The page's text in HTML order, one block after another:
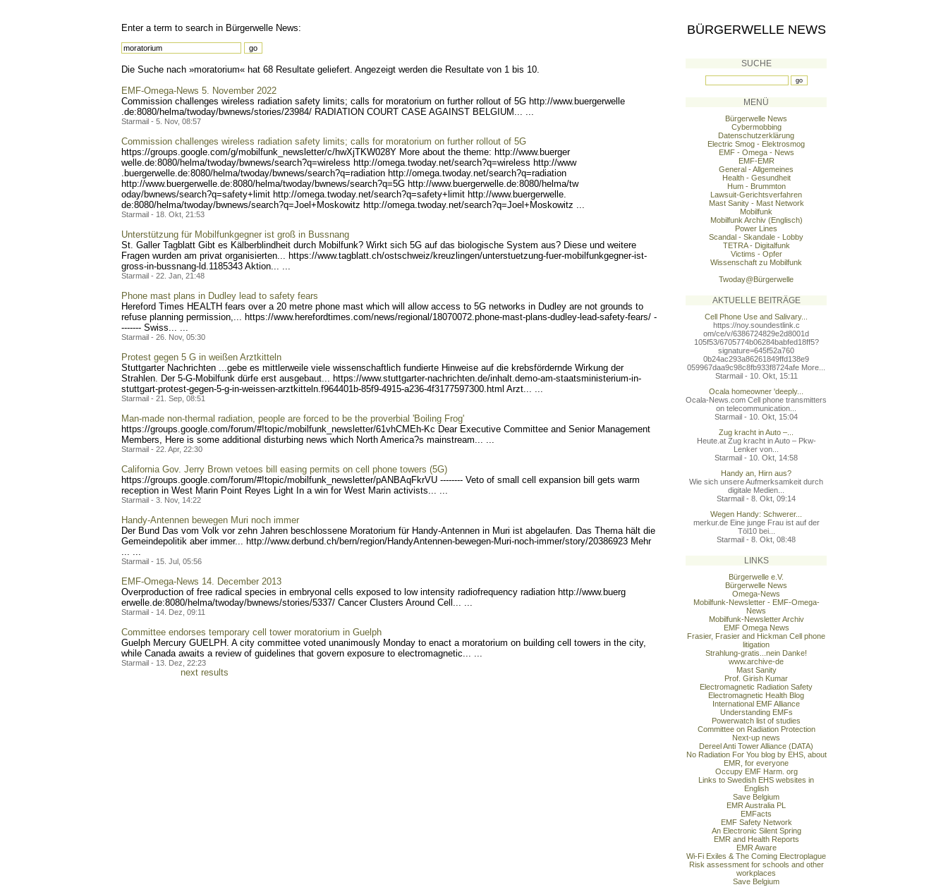
Enter a term to search in Bürgerwelle News:
Die Suche nach »moratorium« hat 68 Resultate geliefert. Angezeigt werden die Resultate von 1 bis 10.
EMF-Omega-News 5. November 2022
Commission challenges wireless radiation safety limits; calls for moratorium on further rollout of 5G http://www.buergerwelle
.de:8080/helma/twoday/bwnews/stories/23984/ RADIATI ON COURT CASE AGAINST BELGIUM... ...
Starmail - 5. Nov, 08:57
Commission challenges wireless radiation safety limits; calls for moratorium on further rollout of 5G
https://groups.google.com/g/mobilfunk_newsletter/c/hwXjTKW028Y More about the theme: http://www.buerger
welle.de:8080/helma/twoday/bwnews/search?q=wireless http://omega.twoday.net/search?q=wireless http://www
.buergerwelle.de:8080/helma/twoday/bwnews/search?q=radiation http://omega.twoday.net/search?q=radiation
http://www.buergerwelle.de:8080/helma/twoday/bwnews/search?q=5G http://www.buergerwelle.de:8080/helma/tw
oday/bwnews/search?q=safety+limit http://omega.twoday.net/search?q=safety+limit http://www.buergerwelle.
de:8080/helma/twoday/bwnews/search?q=Joel+Moskowitz http://omega.twoday.net/search?q=Joel+Moskowitz ...
Starmail - 18. Okt, 21:53
Unterstützung für Mobilfunkgegner ist groß in Bussnang
St. Galler Tagblatt Gibt es Kälberblindheit durch Mobilfunk? Wirkt sich 5G auf das biologische System aus? Diese und weitere
Fragen wurden am privat organisierten... https://www.tagblatt.ch/ostschweiz/kreuzlingen/unterstuetzung-fuer-mobilfunkgegner-ist-
gross-in-bussnang-ld.1185343 Aktion... ...
Starmail - 22. Jan, 21:48
Phone mast plans in Dudley lead to safety fears
Hereford Times HEALTH fears over a 20 metre phone mast which will allow access to 5G networks in Dudley are not grounds to
refuse planning permission,... https://www.herefordtimes.com/news/regional/18070072.phone-mast-plans-dudley-lead-safety-fears/ -
------- Swiss... ...
Starmail - 26. Nov, 05:30
Protest gegen 5 G in weißen Arztkitteln
Stuttgarter Nachrichten ...gebe es mittlerweile viele wissenschaftlich fundierte Hinweise auf die krebsfördernde Wirkung der
Strahlen. Der 5-G-Mobilfunk dürfe erst ausgebaut... https://www.stuttgarter-nachrichten.de/inhalt.demo-am-staatsministerium-in-
stuttgart-protest-gegen-5-g-in-weissen-arztkitteln.f964401b-85f9-4915-a236-4f3177597300.html Arzt... ...
Starmail - 21. Sep, 08:51
Man-made non-thermal radiation, people are forced to be the proverbial 'Boiling Frog'
https://groups.google.com/forum/#!topic/mobilfunk_newsletter/61vhCMEh-Kc Dear Executive Committee and Senior Management
Members, Here is some additional disturbing news which North America?s mainstream... ...
Starmail - 22. Apr, 22:30
California Gov. Jerry Brown vetoes bill easing permits on cell phone towers (5G)
https://groups.google.com/forum/#!topic/mobilfunk_newsletter/pANBAqFkrVU -------- Veto of small cell expansion bill gets warm
reception in West Marin Point Reyes Light In a win for West Marin activists... ...
Starmail - 3. Nov, 14:22
Handy-Antennen bewegen Muri noch immer
Der Bund Das vom Volk vor zehn Jahren beschlossene Moratorium für Handy-Antennen in Muri ist abgelaufen. Das Thema hält die
Gemeindepolitik aber immer... http://www.derbund.ch/bern/region/HandyAntennen-bewegen-Muri-noch-immer/story/20386923 Mehr
... ...
Starmail - 15. Jul, 05:56
EMF-Omega-News 14. December 2013
Overproduction of free radical species in embryonal cells exposed to low intensity radiofrequency radiation http://www.buerg
erwelle.de:8080/helma/twoday/bwnews/stories/5337/ Cancer Clusters Around Cell... ...
Starmail - 14. Dez, 09:11
Committee endorses temporary cell tower moratorium in Guelph
Guelph Mercury GUELPH. A city committee voted unanimously Monday to enact a moratorium on building cell towers in the city,
while Canada awaits a review of guidelines that govern exposure to electromagnetic... ...
Starmail - 13. Dez, 22:23
next results
BÜRGERWELLE NEWS
SUCHE
MENÜ
Bürgerwelle News
Cybermobbing
Datenschutzerklärung
Electric Smog - Elektrosmog
EMF - Omega - News
EMF-EMR
General - Allgemeines
Health - Gesundheit
Hum - Brummton
Lawsuit-Gerichtsverfahren
Mast Sanity - Mast Network
Mobilfunk
Mobilfunk Archiv (Englisch)
Power Lines
Scandal - Skandale - Lobby
TETRA - Digitalfunk
Victims - Opfer
Wissenschaft zu Mobilfunk
Twoday@Bürgerwelle
AKTUELLE BEITRÄGE
Cell Phone Use and Salivary...
https://noy.soundestlink.c
om/ce/v/6386724829e2d8001d
105f53/6705774b06284babfed18ff5?
signature=645f52a760
0b24ac293a86261849ffd138e9
059967daa9c98c8fb933f8724afe More...
Starmail - 10. Okt, 15:11
Ocala homeowner 'deeply...
Ocala-News.com Cell phone transmitters
on telecommunication...
Starmail - 10. Okt, 15:04
Zug kracht in Auto –...
Heute.at Zug kracht in Auto – Pkw-
Lenker von...
Starmail - 10. Okt, 14:58
Handy an, Hirn aus?
Wie sich unsere Aufmerksamkeit durch
digitale Medien...
Starmail - 8. Okt, 09:14
Wegen Handy: Schwerer...
merkur.de Eine junge Frau ist auf der
Töl10 bei...
Starmail - 8. Okt, 08:48
LINKS
Bürgerwelle e.V.
Bürgerwelle News
Omega-News
Mobilfunk-Newsletter - EMF-Omega-
News
Mobilfunk-Newsletter Archiv
EMF Omega News
Frasier, Frasier and Hickman Cell phone
litigation
Strahlung-gratis...nein Danke!
www.archive-de
Mast Sanity
Prof. Girish Kumar
Electromagnetic Radiation Safety
Electromagnetic Health Blog
International EMF Alliance
Understanding EMFs
Powerwatch list of studies
Committee on Radiation Protection
Next-up news
Dereel Anti Tower Alliance (DATA)
No Radiation For You blog by EHS, about
EMR, for everyone
Occupy EMF Harm. org
Links to Swedish EHS websites in
English
Save Belgium
EMR Australia PL
EMFacts
EMF Safety Network
An Electronic Silent Spring
EMR and Health Reports
EMR Aware
Wi-Fi Exiles & The Coming Electroplague
Risk assessment for schools and other
workplaces
Save Belgium